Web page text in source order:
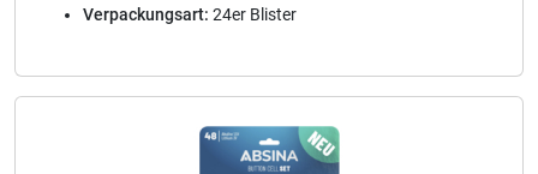
Verpackungsart: 24er Blister